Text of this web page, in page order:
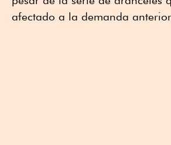
afectado a la demanda